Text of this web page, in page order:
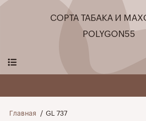
Перейти
СОРТА ТАБАКА И
POLYGON55
menu
Строка
Главная GL 737